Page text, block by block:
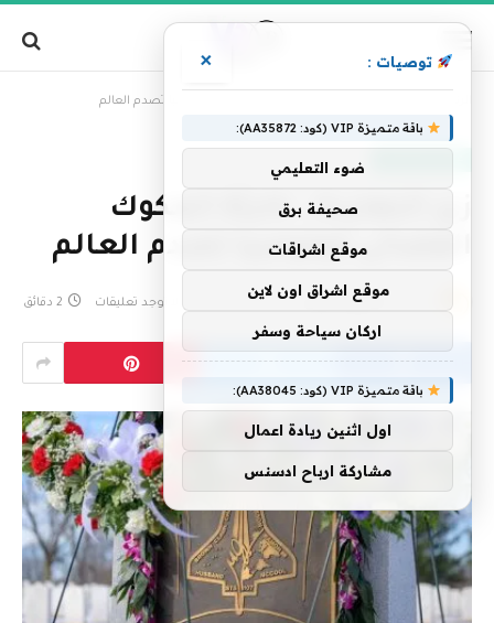
زى النهاردة.. كارثة المكوك الفضائى كولومبيا تصدم العالم
زى النهاردة.. كارثة المكوك
الفضائى كولومبيا تصدم العالم
فريق التحرير 1 فبراير، 2025 لا توجد تعليقات 2 دقائق
توصيات : ×
باقة متميزة VIP (كود: AA35872):
ضوء التعليمي
صحيفة برق
موقع اشراقات
موقع اشراق اون لاين
اركان سياحة وسفر
باقة متميزة VIP (كود: AA38045):
اول اثنين ريادة اعمال
مشاركة ارباح ادسنس